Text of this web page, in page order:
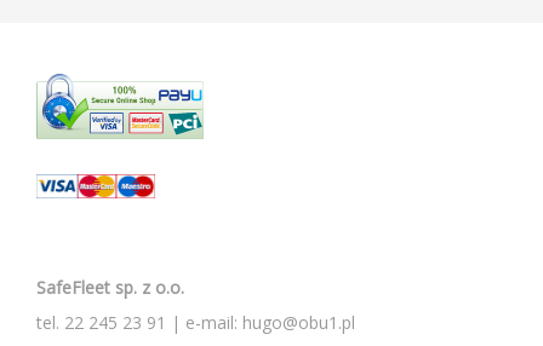
SafeFleet sp. z o.o.
tel. 22 245 23 91 | e-mail: hugo@obu1.pl